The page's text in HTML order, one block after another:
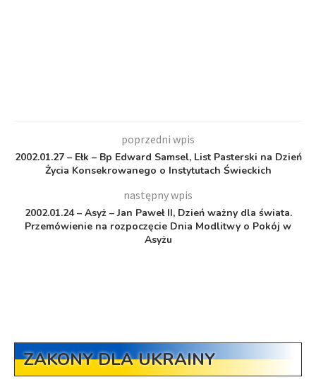
poprzedni wpis
2002.01.27 – Ełk – Bp Edward Samsel, List Pasterski na Dzień
Życia Konsekrowanego o Instytutach Świeckich
następny wpis
2002.01.24 – Asyż – Jan Paweł II, Dzień ważny dla świata.
Przemówienie na rozpoczęcie Dnia Modlitwy o Pokój w
Asyżu
ZAKONY DLA UKRAINY